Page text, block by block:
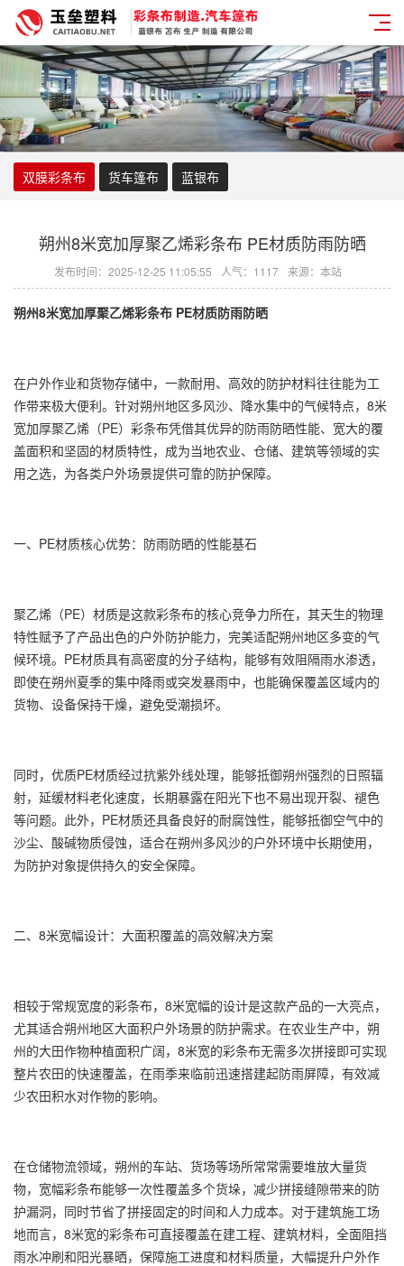
双膜彩条布 货车篷布 蓝银布
朔州8米宽加厚聚乙烯彩条布 PE材质防雨防晒
发布时间：2025-12-25 11:05:55 人气：1117 来源：本站
朔州8米宽加厚聚乙烯彩条布 PE材质防雨防晒
在户外作业和货物存储中，一款耐用、高效的防护材料往往能为工
作带来极大便利。针对朔州地区多风沙、降水集中的气候特点，8米
宽加厚聚乙烯（PE） 彩条布凭借其优异的防雨防晒性能、宽大的覆
盖面积和坚固的材质特性，成为当地农业、仓储、建筑等领域的实
用之选，为各类户外场景提供可靠的防护保障。
一、PE材质核心优势：防雨防晒的性能基石
聚乙烯（PE）材质是这款彩条布的核心竞争力所在，其天生的物理
特性赋予了产品出色的户外防护能力，完美适配朔州地区多变的气
候环境。PE材质具有高密度的分子结构，能够有效阻隔雨水渗透，
即使在朔州夏季的集中降雨或突发暴雨中，也能确保覆盖区域内的
货物、设备保持干燥，避免受潮损坏。
同时，优质PE材质经过抗紫外线处理，能够抵御朔州强烈的日照辐
射，延缓材料老化速度，长期暴露在阳光下也不易出现开裂、褪色
等问题。此外，PE材质还具备良好的耐腐蚀性，能够抵御空气中的
沙尘、酸碱物质侵蚀，适合在朔州多风沙的户外环境中长期使用，
为防护对象提供持久的安全保障。
二、8米宽幅设计：大面积覆盖的高效解决方案
相较于常规宽度的彩条布，8米宽幅的设计是这款产品的一大亮点，
尤其适合朔州地区大面积户外场景的防护需求。在农业生产中，朔
州的大田作物种植面积广阔，8米宽的彩条布无需多次拼接即可实现
整片农田的快速覆盖，在雨季来临前迅速搭建起防雨屏障，有效减
少农田积水对作物的影响。
在仓储物流领域，朔州的车站、货场等场所常常需要堆放大量货
物，宽幅彩条布能够一次性覆盖多个货垛，减少拼接缝隙带来的防
护漏洞，同时节省了拼接固定的时间和人力成本。对于建筑施工场
地而言，8米宽的彩条布可直接覆盖在建工程、建筑材料，全面阻挡
雨水冲刷和阳光暴晒，保障施工进度和材料质量，大幅提升户外作